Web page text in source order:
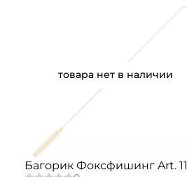
товара нет в наличии
Багорик Фоксфишинг Art.